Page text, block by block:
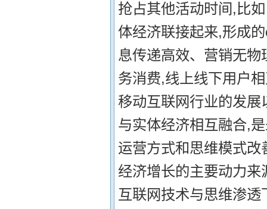
抢占其他活动时间,比
体经济联接起来,形成
息传递高效、营销无
务消费,线上线下用户
移动互联网行业的发
与实体经济相互融合,
运营方式和思维模式
经济增长的主要动力
互联网技术与思维渗